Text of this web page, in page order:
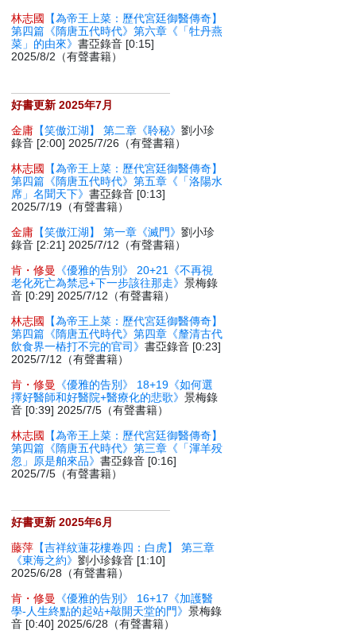
林志國
【為帝王上菜：歷代宮廷御醫傳奇】
第四篇《隋唐五代時代》第六章《「牡丹燕
菜」的由來》書亞錄音 [0:15]
2025/8/2（有聲書籍）
好書更新 2025年7月
金庸 【笑傲江湖】 第二章《聆秘》劉小珍
錄音 [2:00] 2025/7/26（有聲書籍）
林志國
【為帝王上菜：歷代宮廷御醫傳奇】
第四篇《隋唐五代時代》第五章《「洛陽水
席」名聞天下》書亞錄音 [0:13]
2025/7/19（有聲書籍）
金庸 【笑傲江湖】 第一章《滅門》劉小珍
錄音 [2:21] 2025/7/12（有聲書籍）
肯・修曼
《優雅的告別》 20+21《不再視
老化死亡為禁忌+下一步該往那走》景梅錄
音 [0:29] 2025/7/12（有聲書籍）
林志國
【為帝王上菜：歷代宮廷御醫傳奇】
第四篇《隋唐五代時代》第四章《釐清古代
飲食界一樁打不完的官司》書亞錄音 [0:23]
2025/7/12（有聲書籍）
肯・修曼
《優雅的告別》 18+19《如何選
擇好醫師和好醫院+醫療化的悲歌》景梅錄
音 [0:39] 2025/7/5（有聲書籍）
林志國
【為帝王上菜：歷代宮廷御醫傳奇】
第四篇《隋唐五代時代》第三章《「渾羊殁
忽」原是舶來品》書亞錄音 [0:16]
2025/7/5（有聲書籍）
好書更新 2025年6月
藤萍 【吉祥紋蓮花樓卷四：白虎】 第三章
《東海之約》劉小珍錄音 [1:10]
2025/6/28（有聲書籍）
肯・修曼
《優雅的告別》 16+17《加護醫
學-人生終點的起站+敲開天堂的門》景梅錄
音 [0:40] 2025/6/28（有聲書籍）